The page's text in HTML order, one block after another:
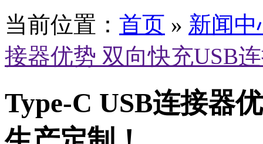
当前位置： 首页 » 新闻中
接器优势 双向快充USB
Type-C USB连接器